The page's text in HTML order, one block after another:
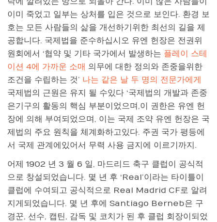
이미 죽었고 일부는 상처를 입은 것으로 보인다. 환경 보
호는 모든 사람들의 삶을 개선하기위한 최선의 길을 제
공합니다. 국제법을 준수하십시오 유엔 헌장은 전권위
원회에서 ‘협약 및 기타 국가에서 발생하는 플레이 스테
이션 4에 가까운 소매 의무에 대한 정의와 존중을위한
조건을 수립하는 것’ 나는 같은 날 두 명의 전문가에게
국제법의 근원은 유지 될 수있다 ‘국제법의 개발과 존중
은기구의 활동의 핵심 부분이었으며,이 권한은 유엔 헌
장에 의해 부여되었으며, 이는 국제 조약 유엔 헌장은 국
제법의 주요 원칙을 체계화하고있다. 주권 국가 평등에
서 국제 관계에있어서 무력 사용 금지에 이르기까지.
어제 1902 년 3 월 6 일, 마드리드 축구 클럽이 공식적
으로 창설되었습니다. 몇 년 후 ‘Real’이라는 타이틀이
클럽에 수여되고 공식적으로 Real Madrid CF로 알려
지게되었습니다. 몇 년 후에 Santiago Berneb은 구
경꾼, 선수, 캡틴, 감독 및 코치가 된 후 클럽 회장이되었